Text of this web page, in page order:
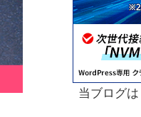
当ブログは